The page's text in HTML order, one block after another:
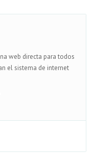
web directa para todos
el sistema de internet